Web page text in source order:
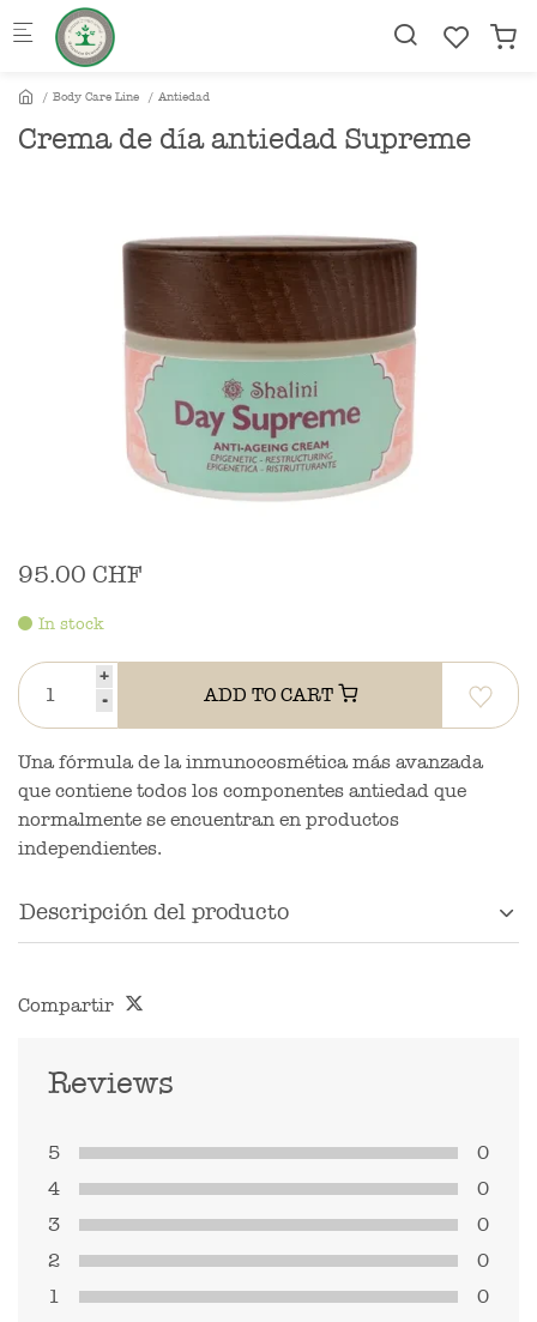
Skip to main content
Body Care Line Antiedad
Crema de día antiedad Supreme
95.00 CHF
In stock
+
-
ADD TO CART
Una fórmula de la inmunocosmética más avanzada
que contiene todos los componentes antiedad que
normalmente se encuentran en productos
independientes.
Descripción del producto
Compartir
Reviews
5
0
4
0
3
0
2
0
1
0